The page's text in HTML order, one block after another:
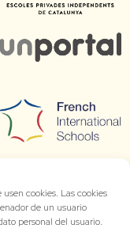
cookies. Las cookies
de un usuario
personal del usuario.